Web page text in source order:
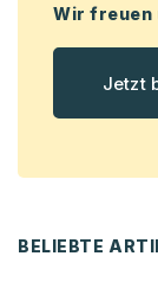
Wir freuen
Jetzt
BELIEBTE